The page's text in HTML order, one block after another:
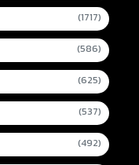
(1717)
(586)
(625)
(537)
(492)